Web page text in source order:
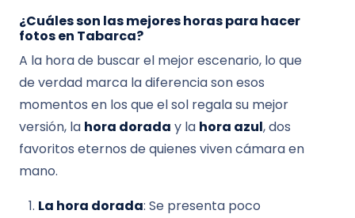
¿Cuáles son las mejores horas para hacer
fotos en Tabarca?
A la hora de buscar el mejor escenario, lo que
de verdad marca la diferencia son esos
momentos en los que el sol regala su mejor
versión, la hora dorada y la hora azul, dos
favoritos eternos de quienes viven cámara en
mano.
La hora dorada: Se presenta poco